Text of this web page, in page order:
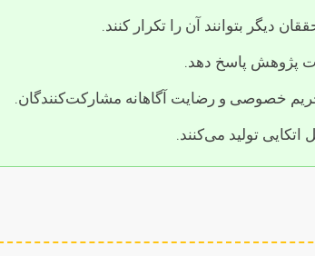
دیگر بتوانند آن را تکرار کنند.
پژوهش پاسخ دهد.
خصوصی و رضایت آگاهانه مشارکت‌کنندگان.
اتکایی تولید می‌کنند.